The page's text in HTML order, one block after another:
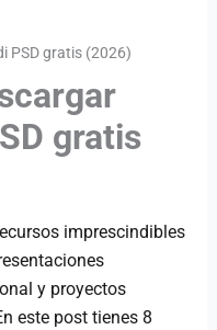
PSD gratis (2026)
gratis
imprescindibles
y proyectos
este post tienes 8